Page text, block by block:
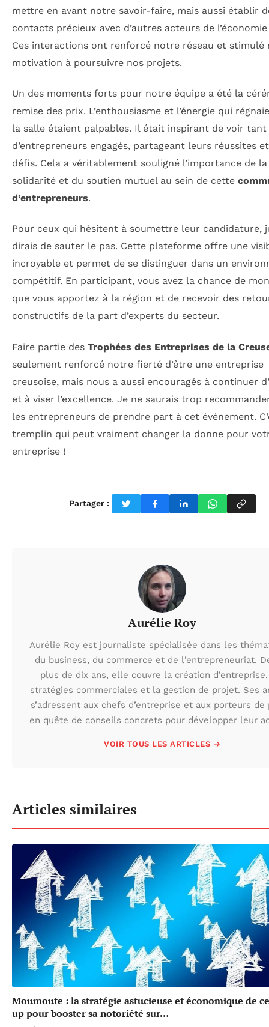
mettre en avant notre savoir-faire, mais aussi établir
contacts précieux avec d’autres acteurs de
Ces interactions ont renforcé notre réseau et stimulé
motivation à poursuivre nos projets.
Un des moments forts pour notre équipe a été la
remise des prix. L’enthousiasme et l’énergie qui
la salle étaient palpables. Il était inspirant de voir tant
d’entrepreneurs engagés, partageant leurs réussites
défis. Cela a véritablement souligné l’importance de la
solidarité et du soutien mutuel au sein de cette
d’entrepreneurs.
Pour ceux qui hésitent à soumettre leur candidature,
dirais de sauter le pas. Cette plateforme offre une
incroyable et permet de se distinguer dans un
compétitif. En participant, vous avez la chance de
que vous apportez à la région et de recevoir des
constructifs de la part d’experts du secteur.
Faire partie des Trophées des Entreprises de la
seulement renforcé notre fierté d’être une entreprise
creusoise, mais nous a aussi encouragés à continuer
et à viser l’excellence. Je ne saurais trop
les entrepreneurs de prendre part à cet événement.
tremplin qui peut vraiment changer la donne pour
entreprise !
Partager :
Aurélie Roy
Aurélie Roy est journaliste spécialisée dans les
du business, du commerce et de l’entrepreneuriat.
plus de dix ans, elle couvre la création
stratégies commerciales et la gestion de projet. Ses
s’adressent aux chefs d’entreprise et aux porteurs de
en quête de conseils concrets pour développer leur
VOIR TOUS LES ARTICLES →
Articles similaires
Moumoute : la stratégie astucieuse et économique de
up pour booster sa notoriété sur…